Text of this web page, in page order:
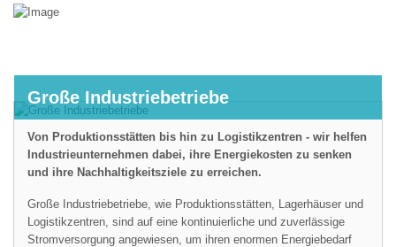
Große Industriebetriebe
Von Produktionsstätten bis hin zu Logistikzentren - wir helfen
Industrieunternehmen dabei, ihre Energiekosten zu senken
und ihre Nachhaltigkeitsziele zu erreichen.
Große Industriebetriebe, wie Produktionsstätten, Lagerhäuser und
Logistikzentren, sind auf eine kontinuierliche und zuverlässige
Stromversorgung angewiesen, um ihren enormen Energiebedarf